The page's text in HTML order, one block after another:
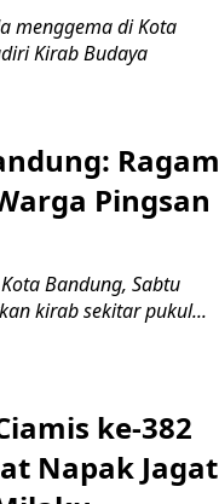
menggema di Kota
Kirab Budaya
Ragam
Pingsan
Bandung, Sabtu
kirab sekitar pukul...
ke-382
Napak Jagat